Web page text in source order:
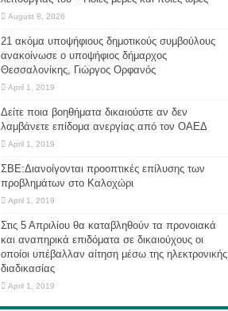
August 8, 2026
21 ακόμα υποψήφιους δημοτικούς συμβούλους
ανακοίνωσε ο υποψήφιος δήμαρχος
Θεσσαλονίκης, Γιώργος Ορφανός
April 1, 2019
Δείτε ποια βοηθήματα δικαιούστε αν δεν
λαμβάνετε επίδομα ανεργίας από τον ΟΑΕΔ
April 1, 2019
ΣΒΕ:Διανοίγονται προοπτικές επίλυσης των
προβλημάτων στο Καλοχώρι
April 1, 2019
Στις 5 Απριλίου θα καταβληθούν τα προνοιακά
και αναπηρικά επιδόματα σε δικαιούχους οι
οποίοι υπέβαλλαν αίτηση μέσω της ηλεκτρονικής
διαδικασίας
April 1, 2019